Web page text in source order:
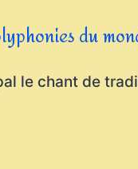
du
le chant de